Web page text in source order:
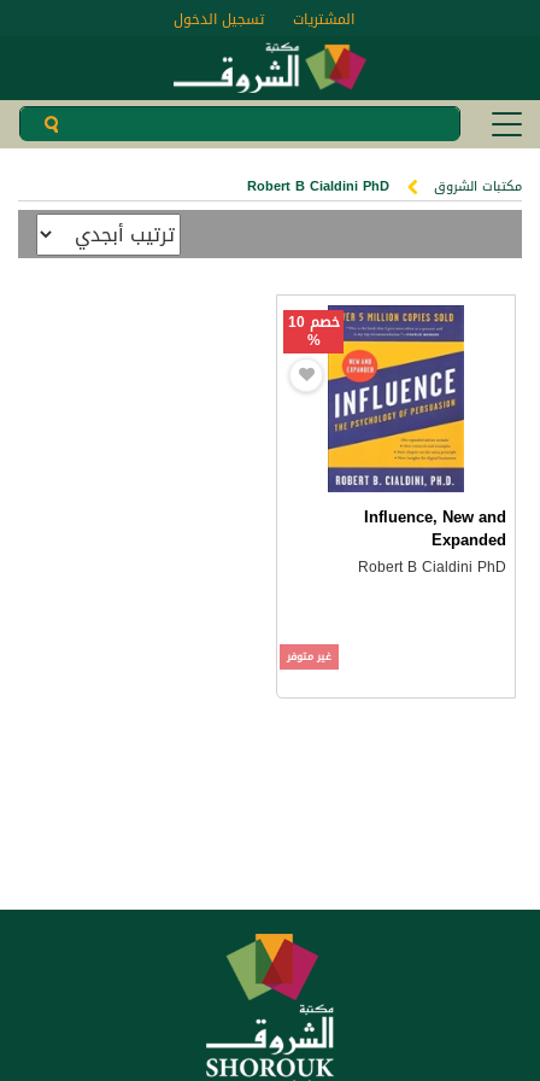
تسجيل الدخول المشتريات
مكتبات الشروق Robert B Cialdini PhD
خصم 10
%
Influence, New and
Expanded
Robert B Cialdini PhD
غير متوفر